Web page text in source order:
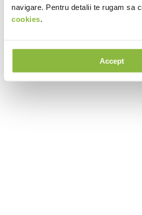
navigare. Pentru detalii te rugam sa
cookies.
Accept